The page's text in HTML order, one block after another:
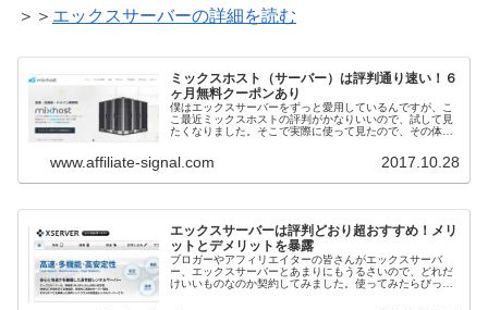
＞＞ エックスサーバーの詳細を読む
ミックスホスト（サーバー）は評判通り速い！６
ヶ月無料クーポンあり
僕はエックスサーバーをずっと愛用しているんですが、こ
こ最近ミックスホストの評判がかなりいいので、試して見
たくなりました。そこで実際に使って見たので、その体験
www.affiliate-signal.com 2017.10.28
エックスサーバーは評判どおり超おすすめ！メリ
ットとデメリットを暴露
ブロガーやアフィリエイターの皆さんがエックスサーバ
ー、エックスサーバーとあまりにもうるさいので、どれだ
けいいものなのか契約してみました。使ってみたらびっく